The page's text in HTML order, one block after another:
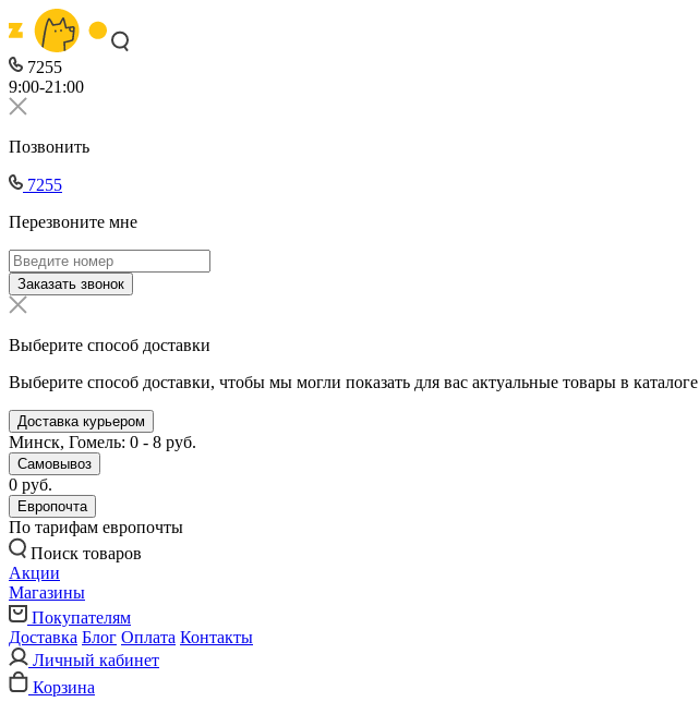
7255
9:00-21:00
Позвонить
7255
Перезвоните мне
Заказать звонок
Выберите способ доставки
Выберите способ доставки, чтобы мы могли показать для вас актуальные товары в каталоге
Доставка курьером
Минск, Гомель: 0 - 8 руб.
Самовывоз
0 руб.
Европочта
По тарифам европочты
Поиск товаров
Акции
Магазины
Покупателям
Доставка Блог Оплата Контакты
Личный кабинет
Корзина